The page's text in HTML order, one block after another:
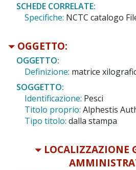
SCHEDE CORRELATE:
Specifiche: NCTC catalogo
OGGETTO:
OGGETTO:
Definizione: matrice
SOGGETTO:
Identificazione: Pesci
Titolo proprio: Alphestis
Tipo titolo: dalla stampa
LOCALIZZAZIONE